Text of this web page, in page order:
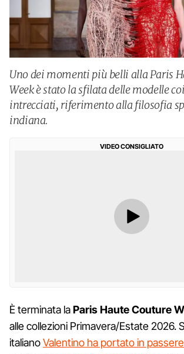
Uno dei momenti più belli alla Paris
Week è stato la sfilata delle modelle
intrecciati, riferimento alla filosofia
indiana.
VIDEO CONSIGLIATO
È terminata laParis Haute Couture
alle collezioni Primavera/Estate 2026.
italianoValentino ha portato in